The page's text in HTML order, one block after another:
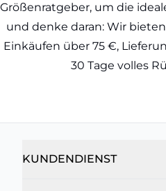
Größenratgeber, um die
und denke daran: Wir
Einkäufen über 75 €,
30 Tage volles
KUNDENDIENST